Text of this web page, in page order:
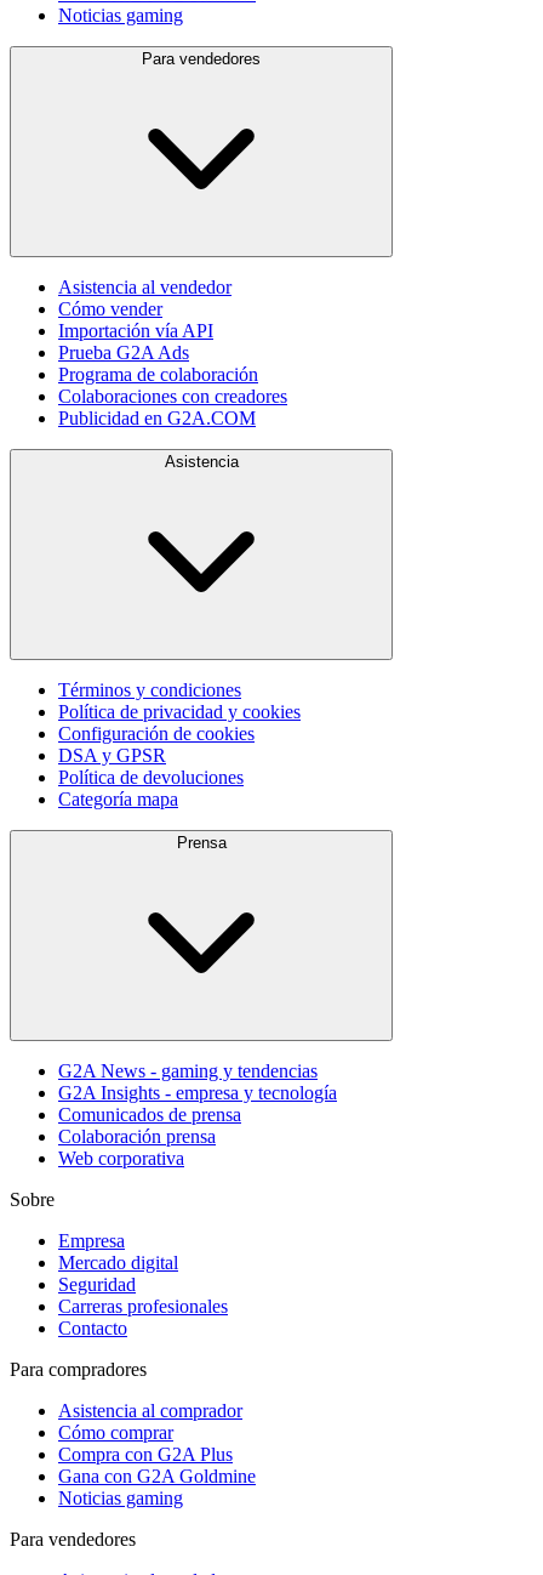
Noticias gaming
Para vendedores
Asistencia al vendedor
Cómo vender
Importación vía API
Prueba G2A Ads
Programa de colaboración
Colaboraciones con creadores
Publicidad en G2A.COM
Asistencia
Términos y condiciones
Política de privacidad y cookies
Configuración de cookies
DSA y GPSR
Política de devoluciones
Categoría mapa
Prensa
G2A News - gaming y tendencias
G2A Insights - empresa y tecnología
Comunicados de prensa
Colaboración prensa
Web corporativa
Sobre
Empresa
Mercado digital
Seguridad
Carreras profesionales
Contacto
Para compradores
Asistencia al comprador
Cómo comprar
Compra con G2A Plus
Gana con G2A Goldmine
Noticias gaming
Para vendedores